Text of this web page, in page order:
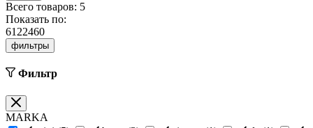
Всего товаров: 5
Показать по:
6122460
фильтры
Фильтр
MARKA